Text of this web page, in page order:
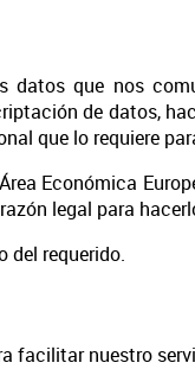
datos que nos
de datos,
que lo requiere
Económica
legal para
del requerido.
facilitar nuestro